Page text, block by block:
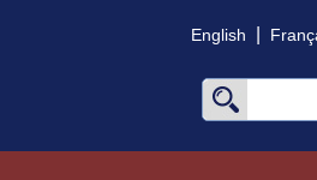
English |